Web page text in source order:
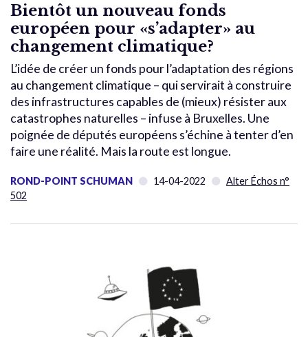
Bientôt un nouveau fonds
européen pour «s’adapter» au
changement climatique?
L’idée de créer un fonds pour l’adaptation des régions
au changement climatique – qui servirait à construire
des infrastructures capables de (mieux) résister aux
catastrophes naturelles – infuse à Bruxelles. Une
poignée de députés européens s’échine à tenter d’en
faire une réalité. Mais la route est longue.
ROND-POINT SCHUMAN 14-04-2022
Alter Échos n°
502